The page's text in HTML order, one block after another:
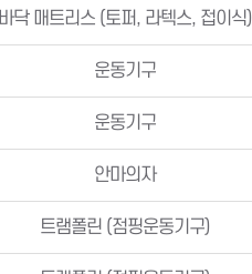
바닥 매트리스 (토퍼, 라텍스, 접이식)
운동기구
운동기구
안마의자
트램폴린 (점핑운동기구)